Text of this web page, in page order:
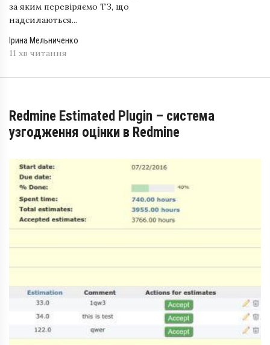
за яким перевіряємо ТЗ, що
надсилаються...
Ірина Мельниченко
11 хв читання
Redmine Estimated Plugin – система
узгодження оцінки в Redmine